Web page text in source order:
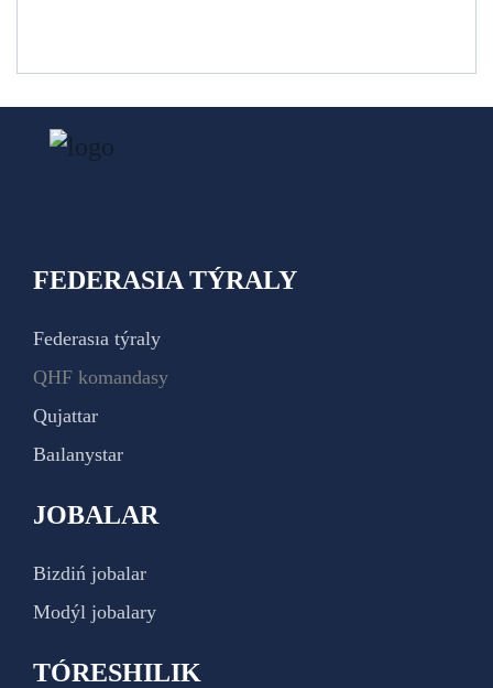
FEDERASIA TÝRALY
Federasıa týraly
QHF komandasy
Qujattar
Baılanystar
JOBALAR
Bizdiń jobalar
Modýl jobalary
TÓRESHILIK